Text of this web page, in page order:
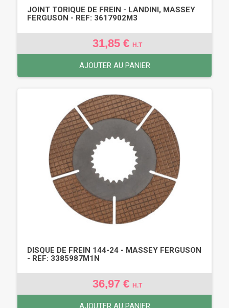
JOINT TORIQUE DE FREIN - LANDINI, MASSEY
FERGUSON - REF: 3617902M3
31,85 € H.T
AJOUTER AU PANIER
DISQUE DE FREIN 144-24 - MASSEY FERGUSON
- REF: 3385987M1N
36,97 € H.T
AJOUTER AU PANIER